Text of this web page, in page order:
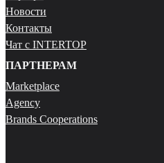
Новости
Контакты
Чат с INTERTOP
ПАРТНЕРАМ
Marketplace
Agency
Brands Cooperations